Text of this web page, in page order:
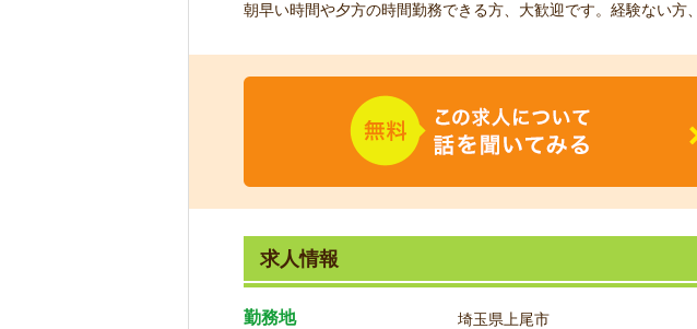
朝早い時間や夕方の時間勤務できる方、大歓迎です。経験ない方
求人情報
勤務地 埼玉県上尾市